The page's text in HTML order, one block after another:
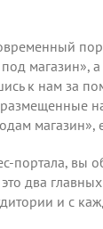
магазин»,
к нам за
на
магазин»,
портала, вы
два
и с